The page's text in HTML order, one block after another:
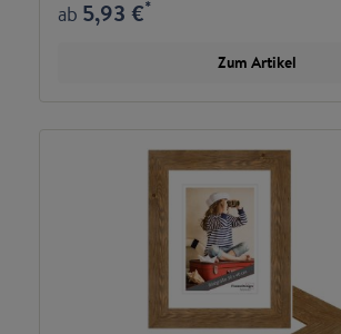
ab 5,93 €*
Zum Artikel